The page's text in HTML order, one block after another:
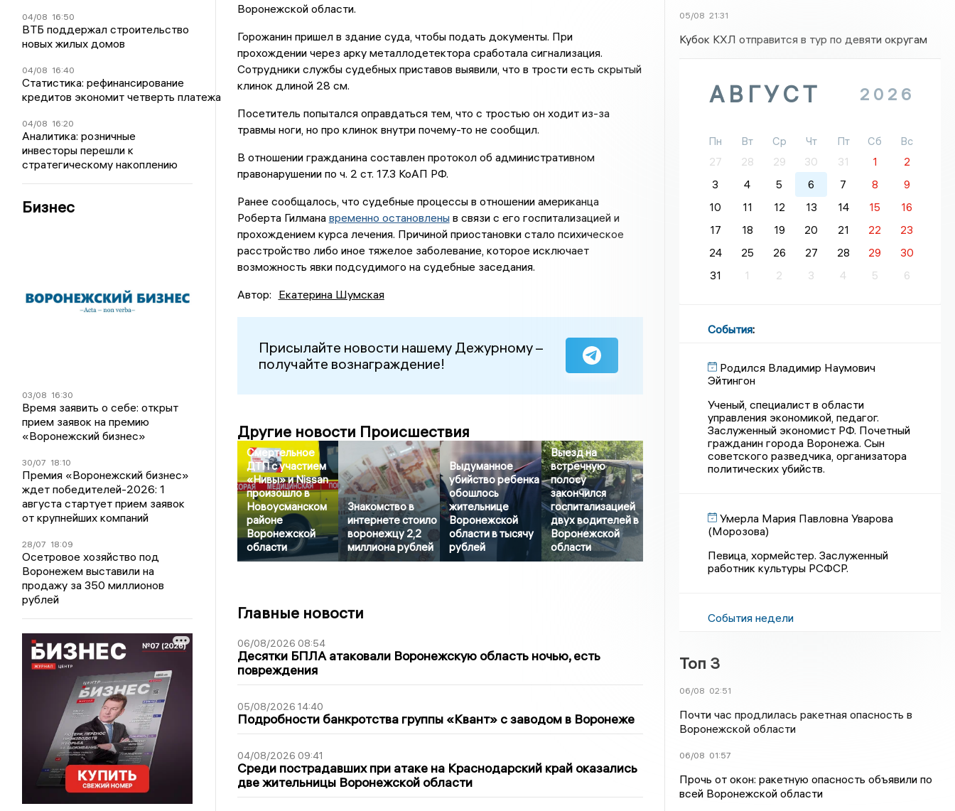
04/08 16:50
ВТБ поддержал строительство
новых жилых домов
04/08 16:40
Статистика: рефинансирование
кредитов экономит четверть платежа
04/08 16:20
Аналитика: розничные
инвесторы перешли к
стратегическому накоплению
Бизнес
03/08 16:30
Время заявить о себе: открыт
прием заявок на премию
«Воронежский бизнес»
30/07 18:10
Премия «Воронежский бизнес»
ждет победителей-2026: 1
августа стартует прием заявок
от крупнейших компаний
28/07 18:09
Осетровое хозяйство под
Воронежем выставили на
продажу за 350 миллионов
рублей
Воронежской области.
Горожанин пришел в здание суда, чтобы подать документы. При
прохождении через арку металлодетектора сработала сигнализация.
Сотрудники службы судебных приставов выявили, что в трости есть скрытый
клинок длиной 28 см.
Посетитель попытался оправдаться тем, что с тростью он ходит из-за
травмы ноги, но про клинок внутри почему-то не сообщил.
В отношении гражданина составлен протокол об административном
правонарушении по ч. 2 ст. 17.3 КоАП РФ.
Ранее сообщалось, что судебные процессы в отношении американца
Роберта Гилмана временно остановленыв связи с его госпитализацией и
прохождением курса лечения. Причиной приостановки стало психическое
расстройство либо иное тяжелое заболевание, которое исключает
возможность явки подсудимого на судебные заседания.
Автор: Екатерина Шумская
Присылайте новости нашему Дежурному –
получайте вознаграждение!
Другие новости Происшествия
Смертельное
ДТП с участием
«Нивы» и Nissan
произошло в
Новоусманском
районе
Воронежской
области
Знакомство в
интернете стоило
воронежцу 2,2
миллиона рублей
Выдуманное
убийство ребенка
обошлось
жительнице
Воронежской
области в тысячу
рублей
Выезд на
встречную
полосу
закончился
госпитализацией
двух водителей в
Воронежской
области
Главные новости
06/08/2026 08:54
Десятки БПЛА атаковали Воронежскую область ночью, есть
повреждения
05/08/2026 14:40
Подробности банкротства группы «Квант» с заводом в Воронеже
04/08/2026 09:41
Среди пострадавших при атаке на Краснодарский край оказались
две жительницы Воронежской области
05/08 21:31
Кубок КХЛ отправится в тур по девяти округам
АВГУСТ 2026
Пн Вт Ср Чт Пт Сб
Вс
27
28 29 30 31 1
2
3
4 5 6 7 8
9
10
11 12 13 14 15
16
17
18 19 20 21 22
23
24
25 26 27 28 29
30
31
1 2 3 4 5 6
События:
Родился Владимир Наумович
Эйтингон
Ученый, специалист в области
управления экономикой, педагог.
Заслуженный экономист РФ. Почетный
гражданин города Воронежа. Сын
советского разведчика, организатора
политических убийств.
Умерла Мария Павловна Уварова
(Морозова)
Певица, хормейстер. Заслуженный
работник культуры РСФСР.
События недели
Топ 3
06/08 02:51
Почти час продлилась ракетная опасность в
Воронежской области
06/08 01:57
Прочь от окон: ракетную опасность объявили по
всей Воронежской области